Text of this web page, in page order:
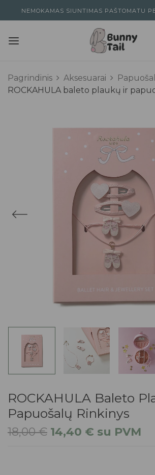
NEMOKAMAS SIUNTIMAS PAŠTOMATU
Pagrindinis Aksesuarai
ROCKAHULA baleto plaukų ir
ROCKAHULA Baleto
Papuošalų Rinkinys
18,00€ 14,40 € su PVM